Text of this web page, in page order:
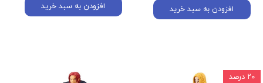
افزودن به سبد خرید افزودن به سبد خرید
۲۰ درصد